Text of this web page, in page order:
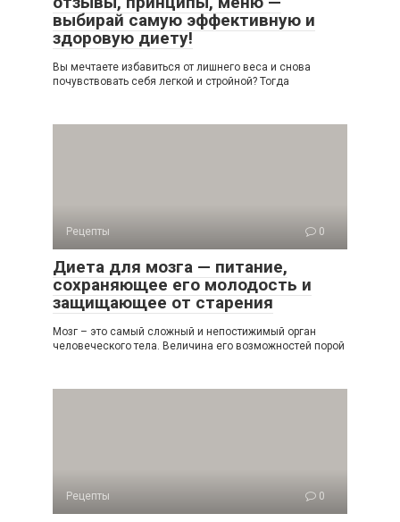
выбирай самую эффективную и
здоровую диету!
Вы мечтаете избавиться от лишнего веса и снова
почувствовать себя легкой и стройной? Тогда
Рецепты 0
Диета для мозга — питание,
сохраняющее его молодость и
защищающее от старения
Мозг – это самый сложный и непостижимый орган
человеческого тела. Величина его возможностей порой
Рецепты 0